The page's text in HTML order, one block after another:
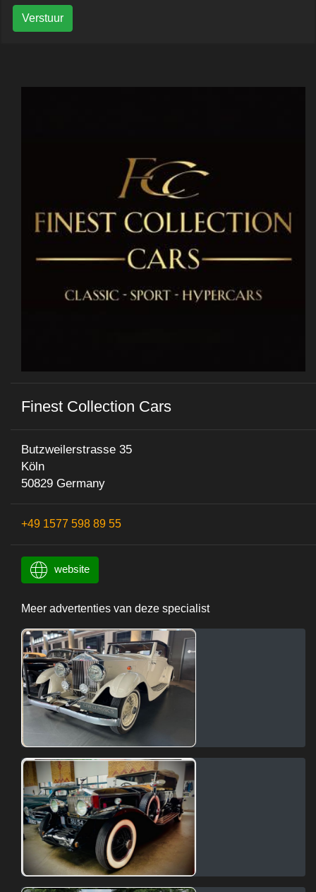
Verstuur
Finest Collection Cars
Butzweilerstrasse 35
Köln
50829 Germany
+49 1577 598 89 55
website
Meer advertenties van deze specialist